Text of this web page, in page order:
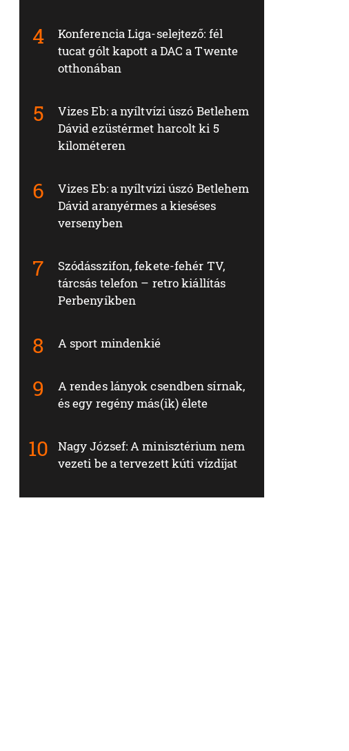
Konferencia Liga-selejtező: fél
tucat gólt kapott a DAC a Twente
otthonában
Vizes Eb: a nyíltvízi úszó Betlehem
Dávid ezüstérmet harcolt ki 5
kilométeren
Vizes Eb: a nyíltvízi úszó Betlehem
Dávid aranyérmes a kieséses
versenyben
Szódásszifon, fekete-fehér TV,
tárcsás telefon – retro kiállítás
Perbenyíkben
A sport mindenkié
A rendes lányok csendben sírnak,
és egy regény más(ik) élete
Nagy József: A minisztérium nem
vezeti be a tervezett kúti vízdíjat